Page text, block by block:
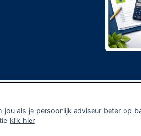
jou als je persoonlijk adviseur beter op
klik hier